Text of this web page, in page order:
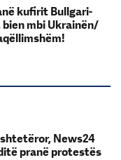
kufirit Bullgari-
mbi Ukrainën/
News24
pranë protestës